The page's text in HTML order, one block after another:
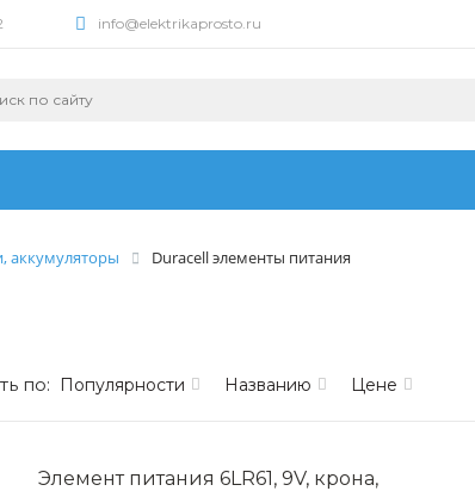
info@elektrikaprosto.ru
аккумуляторы Duracell элементы питания
по: Популярности Названию Цене
Элемент питания 6LR61, 9V, крона,